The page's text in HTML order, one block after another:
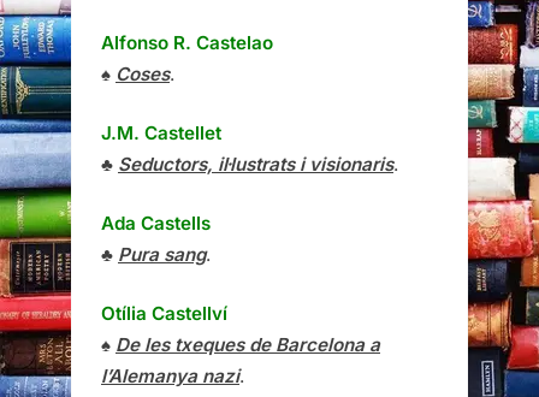
Alfonso R. Castelao
♠ Coses.
J.M. Castellet
♣ Seductors, il·lustrats i visionaris.
Ada Castells
♣ Pura sang.
Otília Castellví
♠ De les txeques de Barcelona a
l’Alemanya nazi.